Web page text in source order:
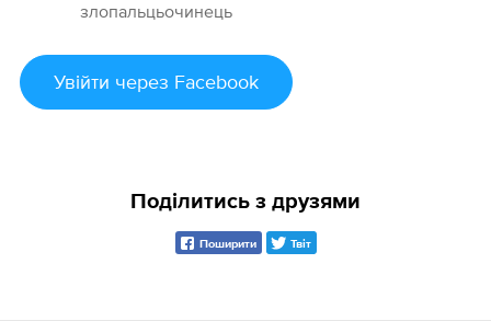
злопальцьочинець
Увійти через Facebook
Поділитись з друзями
Поширити Твіт